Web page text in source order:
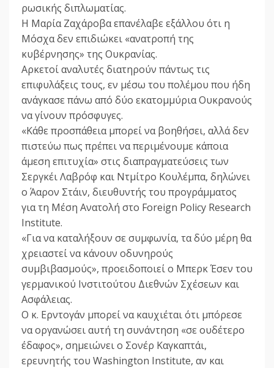
ρωσικής διπλωματίας.
Η Μαρία Ζαχάροβα επανέλαβε εξάλλου ότι η
Μόσχα δεν επιδιώκει «ανατροπή της
κυβέρνησης» της Ουκρανίας.
Αρκετοί αναλυτές διατηρούν πάντως τις
επιφυλάξεις τους, εν μέσω του πολέμου που ήδη
ανάγκασε πάνω από δύο εκατομμύρια Ουκρανούς
να γίνουν πρόσφυγες.
«Κάθε προσπάθεια μπορεί να βοηθήσει, αλλά δεν
πιστεύω πως πρέπει να περιμένουμε κάποια
άμεση επιτυχία» στις διαπραγματεύσεις των
Σεργκέι Λαβρόφ και Ντμίτρο Κουλέμπα, δηλώνει
ο Άαρον Στάιν, διευθυντής του προγράμματος
για τη Μέση Ανατολή στο Foreign Policy Research
Institute.
«Για να καταλήξουν σε συμφωνία, τα δύο μέρη θα
χρειαστεί να κάνουν οδυνηρούς
συμβιβασμούς», προειδοποιεί ο Μπερκ Έσεν του
γερμανικού Ινστιτούτου Διεθνών Σχέσεων και
Ασφάλειας.
Ο κ. Ερντογάν μπορεί να καυχιέται ότι μπόρεσε
να οργανώσει αυτή τη συνάντηση «σε ουδέτερο
έδαφος», σημειώνει ο Σονέρ Καγκαπτάι,
ερευνητής του Washington Institute, αν και